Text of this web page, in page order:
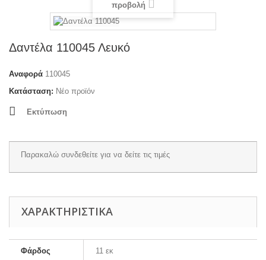
προβολή
Δαντέλα 110045 Λευκό
Αναφορά 110045
Κατάσταση: Νέο προϊόν
Εκτύπωση
Παρακαλώ συνδεθείτε για να δείτε τις τιμές
ΧΑΡΑΚΤΗΡΙΣΤΙΚΆ
Φάρδος 11 εκ